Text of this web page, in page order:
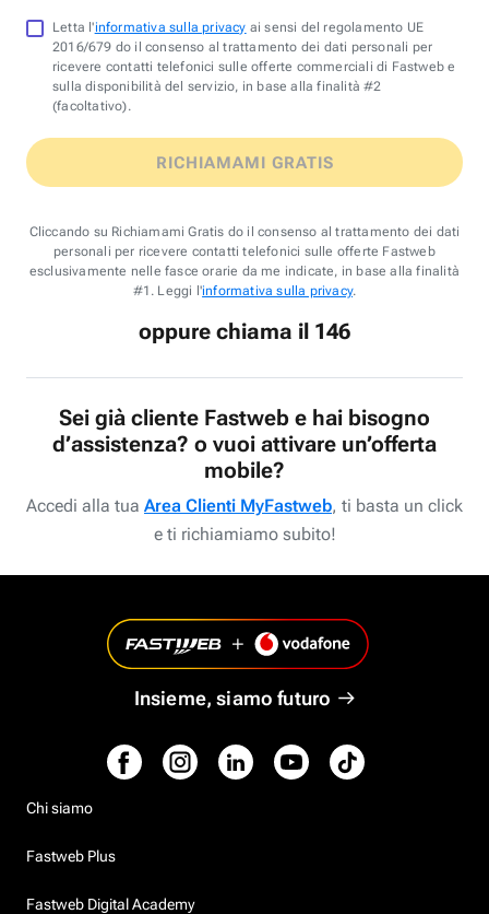
Letta l'informativa sulla privacy ai sensi del regolamento UE
2016/679 do il consenso al trattamento dei dati personali per
ricevere contatti telefonici sulle offerte commerciali di Fastweb e
sulla disponibilità del servizio, in base alla finalità #2
(facoltativo).
RICHIAMAMI GRATIS
Cliccando su Richiamami Gratis do il consenso al trattamento dei dati
personali per ricevere contatti telefonici sulle offerte Fastweb
esclusivamente nelle fasce orarie da me indicate, in base alla finalità
#1. Leggi l'informativa sulla privacy.
oppure chiama il 146
Sei già cliente Fastweb e hai bisogno
d’assistenza? o vuoi attivare un’offerta
mobile?
Accedi alla tua Area Clienti MyFastweb, ti basta un click
e ti richiamiamo subito!
Insieme, siamo futuro
Chi siamo
Fastweb Plus
Fastweb Digital Academy